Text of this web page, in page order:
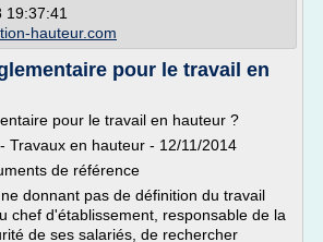
19:37:41
hauteur.com
pour le travail en
pour le travail en hauteur ?
Travaux en hauteur - 12/11/2014
de référence
donnant pas de définition du travail
chef d'établissement, responsable de la
de ses salariés, de rechercher